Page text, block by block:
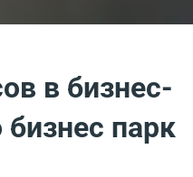
в бизнес-
парк